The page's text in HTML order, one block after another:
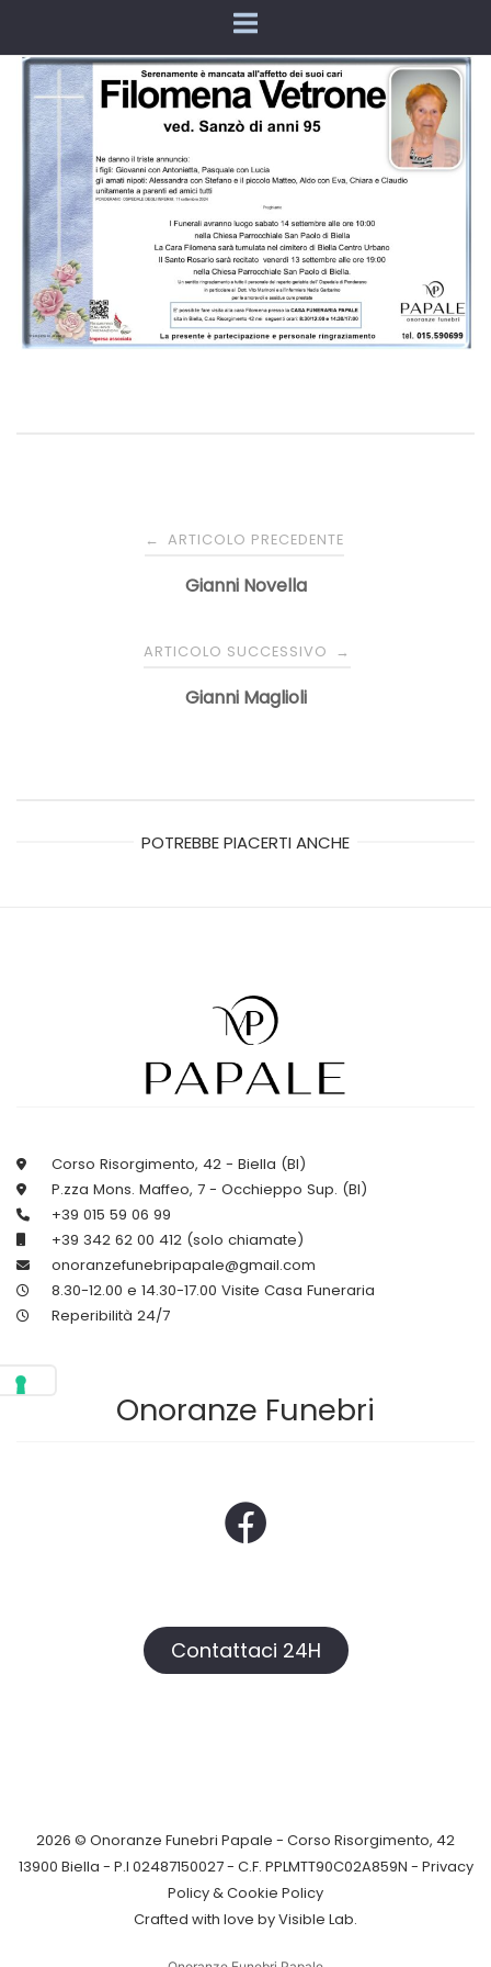
Navigazione
← ARTICOLO PRECEDENTE
Gianni Novella
ARTICOLO SUCCESSIVO →
Gianni Maglioli
POTREBBE PIACERTI ANCHE
Corso Risorgimento, 42 - Biella (BI)
P.zza Mons. Maffeo, 7 - Occhieppo Sup. (BI)
+39 015 59 06 99
+39 342 62 00 412 (solo chiamate)
onoranzefunebripapale@gmail.com
8.30-12.00 e 14.30-17.00 Visite Casa Funeraria
Reperibilità 24/7
Onoranze Funebri
Contattaci 24H
2026 © Onoranze Funebri Papale - Corso Risorgimento, 42
13900 Biella - P.I 02487150027 - C.F. PPLMTT90C02A859N - Privacy
Policy &Cookie Policy
Crafted with love byVisible Lab.